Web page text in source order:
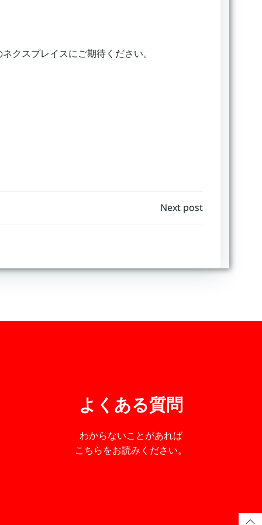
クスプレイスにご期待ください。
Next post
よくある質問
わからないことがあれば
こちらをお読みください。